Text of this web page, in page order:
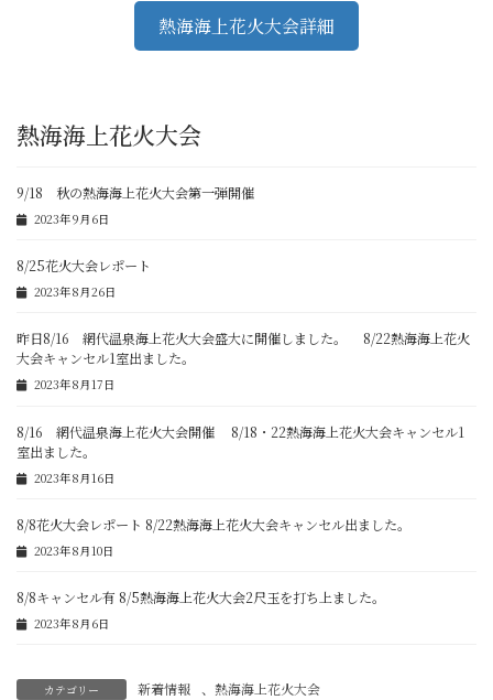
熱海海上花火大会詳細
熱海海上花火大会
9/18 秋の熱海海上花火大会第一弾開催
2023年9月6日
8/25花火大会レポート
2023年8月26日
昨日8/16 網代温泉海上花火大会盛大に開催しました。 8/22熱海海上花火
大会キャンセル1室出ました。
2023年8月17日
8/16 網代温泉海上花火大会開催 8/18・22熱海海上花火大会キャンセル1
室出ました。
2023年8月16日
8/8花火大会レポート 8/22熱海海上花火大会キャンセル出ました。
2023年8月10日
8/8キャンセル有 8/5熱海海上花火大会2尺玉を打ち上ました。
2023年8月6日
カテゴリー 新着情報 、 熱海海上花火大会